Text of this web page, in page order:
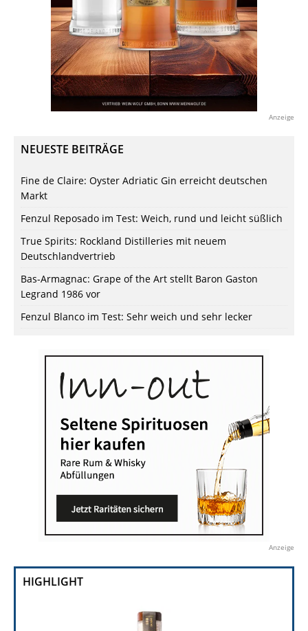
Anzeige
NEUESTE BEITRÄGE
Fine de Claire: Oyster Adriatic Gin erreicht deutschen
Markt
Fenzul Reposado im Test: Weich, rund und leicht süßlich
True Spirits: Rockland Distilleries mit neuem
Deutschlandvertrieb
Bas-Armagnac: Grape of the Art stellt Baron Gaston
Legrand 1986 vor
Fenzul Blanco im Test: Sehr weich und sehr lecker
Anzeige
HIGHLIGHT